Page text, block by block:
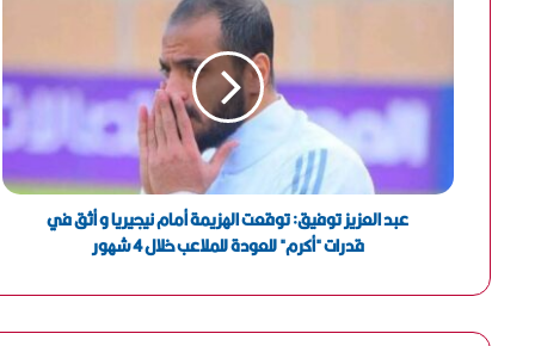
ل
و
عبد العزيز توفيق: توقعت الهزيمة أمام نيجيريا و أثق في
قدرات "أكرم" للعودة للملاعب خلال 4 شهور